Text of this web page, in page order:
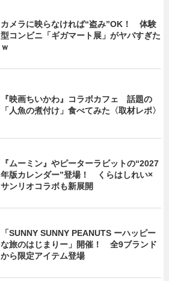
カメラに映らなければ“盗み”OK！ 体験
型コンビニ「ギガマート展」がヤバすぎた
ｗ
『映画ちいかわ』コラボカフェ 話題の
「人魚の煮付け」食べてみた〈取材レポ〉
『ムーミン』やピーターラビットの“2027
年版カレンダー”登場！ くらはしれい×
サンリオコラボも新展開
「SUNNY SUNNY PEANUTS ーハッピー
な旅のはじまりー」開催！ 全9ブランド
から限定アイテム登場